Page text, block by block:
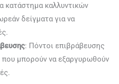
κατάστημα καλλυντικών
δείγματα για να
: Πόντοι επιβράβευσης
που μπορούν να εξαργυρωθούν